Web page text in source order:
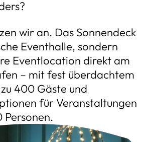
wir an. Das Sonnendeck
Eventhalle, sondern
Eventlocation direkt am
– mit fest überdachtem
400 Gäste und
für Veranstaltungen
Personen.